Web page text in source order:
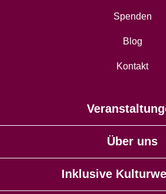
Spenden
Blog
Kontakt
Über uns
Inklusive